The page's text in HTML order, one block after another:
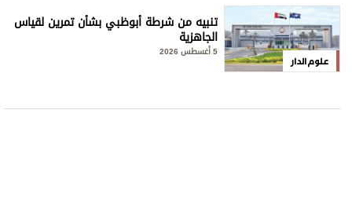
علوم الدار
تنبيه من شرطة أبوظبي بشأن تمرين لقياس
الجاهزية
5 أغسطس 2026